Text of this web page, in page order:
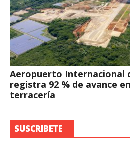
Aeropuerto Internacional
registra 92 % de avance
terracería
SUSCRIBETE